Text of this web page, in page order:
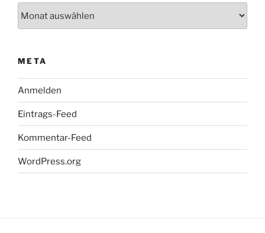
META
Anmelden
Eintrags-Feed
Kommentar-Feed
WordPress.org